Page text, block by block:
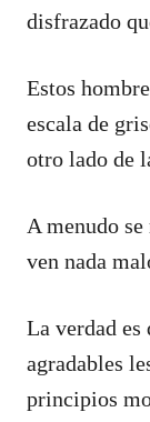
disfrazado
Estos
escala de
otro lado de
A menudo
ven nada
La verdad es
agradables
principios